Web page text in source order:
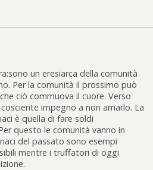
un eresiarca della comunità
Per la comunità il prossimo può
ciò commuova il cuore. Verso
impegno a non amarlo. La
è quella di fare soldi
questo le comunità vanno in
del passato sono esempi
mentre i truffatori di oggi